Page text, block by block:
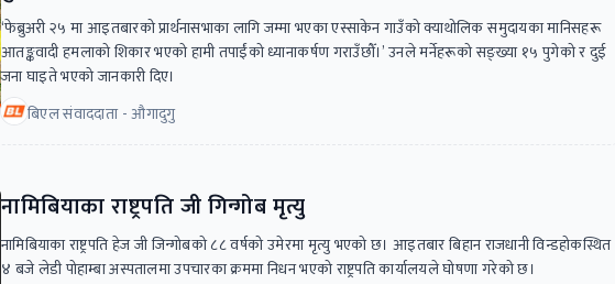
‘फेब्रुअरी २५ मा आइतबारको प्रार्थनासभाका लागि जम्मा भएका एस्साकेन गाउँको क्याथोलिक समुदायका मानिसहरू
आतङ्कवादी हमलाको शिकार भएको हामी तपाईंको ध्यानाकर्षण गराउँछौँ।’ उनले मर्नेहरूको सङ्ख्या १५ पुगेको र दुई
जना घाइते भएको जानकारी दिए।
बिएल संवाददाता - औगादुगु
नामिबियाका राष्ट्रपति जी गिन्गोब मृत्यु
नामिबियाका राष्ट्रपति हेज जी जिन्गोबको ८८ वर्षको उमेरमा मृत्यु भएको छ। आइतबार बिहान राजधानी विन्डहोकस्थित
४ बजे लेडी पोहाम्बा अस्पतालमा उपचारका क्रममा निधन भएको राष्ट्रपति कार्यालयले घोषणा गरेको छ।